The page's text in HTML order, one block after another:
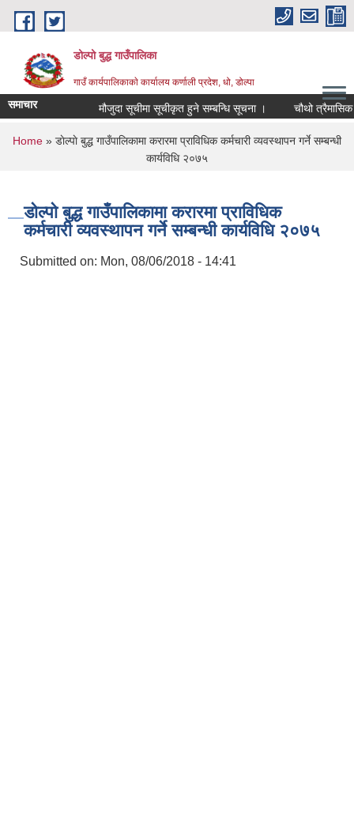
Skip to main content
डोल्पो बुद्ध गाउँपालिका
गाउँ कार्यपालिकाकाे कार्यालय कर्णाली प्रदेश, धो, डोल्पा
समाचार मौजुदा सूचीमा सूचीकृत हुने सम्बन्धि सूचना । चौथो त्रैमासिक
You are here
Home » डाेल्पाे बुद्ध गाउँपालिकामा करारमा प्राविधिक कर्मचारी व्यवस्थापन गर्ने सम्बन्धी
कार्यविधि २०७५
डाेल्पाे बुद्ध गाउँपालिकामा करारमा प्राविधिक
कर्मचारी व्यवस्थापन गर्ने सम्बन्धी कार्यविधि २०७५
Submitted on: Mon, 08/06/2018 - 14:41